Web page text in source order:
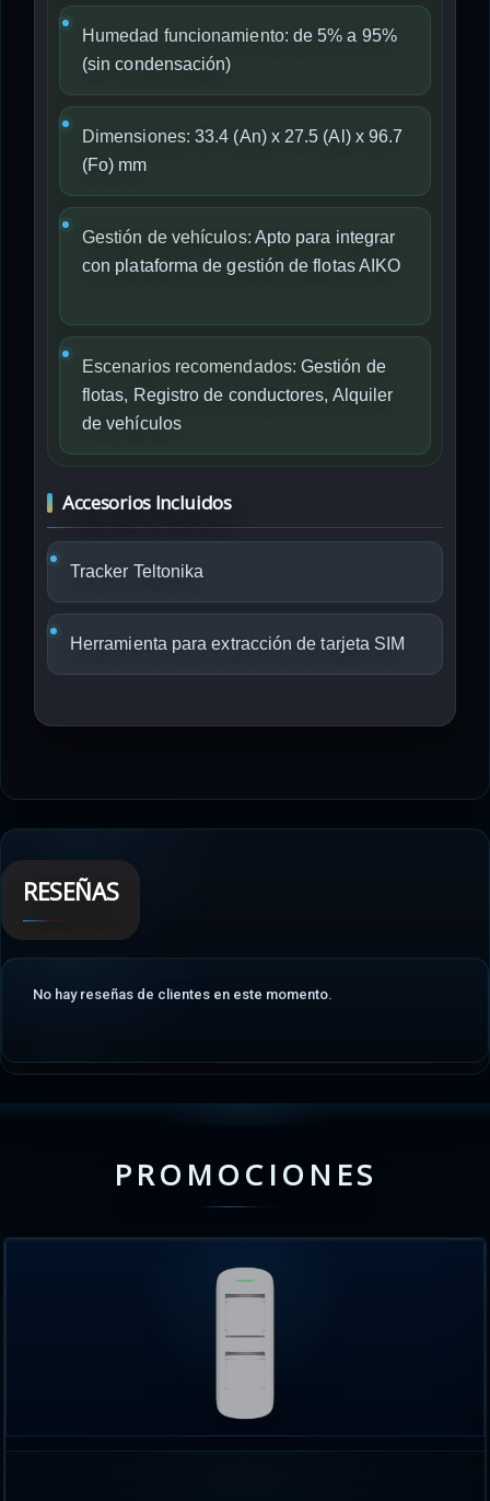
Humedad funcionamiento: de 5% a 95%
(sin condensación)
Dimensiones: 33.4 (An) x 27.5 (Al) x 96.7
(Fo) mm
Gestión de vehículos: Apto para integrar
con plataforma de gestión de flotas AIKO
Escenarios recomendados: Gestión de
flotas, Registro de conductores, Alquiler
de vehículos
Accesorios Incluidos
Tracker Teltonika
Herramienta para extracción de tarjeta SIM
RESEÑAS
No hay reseñas de clientes en este momento.
PROMOCIONES